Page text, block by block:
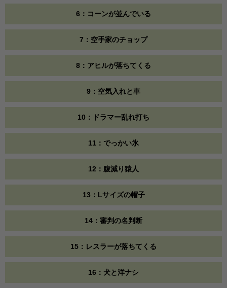
6：コーンが並んでいる
7：空手家のチョップ
8：アヒルが落ちてくる
9：空気入れと車
10：ドラマー乱れ打ち
11：でっかい氷
12：腹減り猿人
13：Lサイズの帽子
14：審判の名判断
15：レスラーが落ちてくる
16：犬と洋ナシ